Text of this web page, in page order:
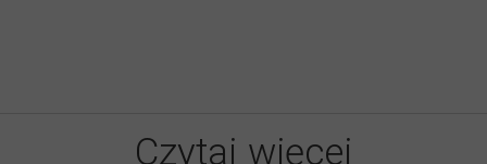
Czytaj więcej